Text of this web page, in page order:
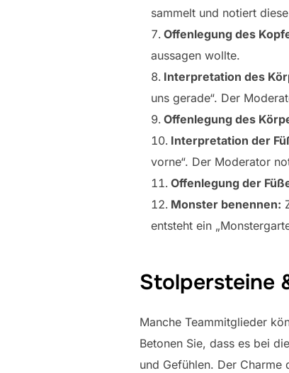
sammelt und notiert
Offenlegung des
aussagen wollte.
Interpretation des
uns gerade“. Der
Offenlegung des
Interpretation der
vorne“. Der Moderator
Offenlegung der
Monster benennen:
entsteht ein
Stolpersteine
Manche Teammitglieder
Betonen Sie, dass es bei
und Gefühlen. Der